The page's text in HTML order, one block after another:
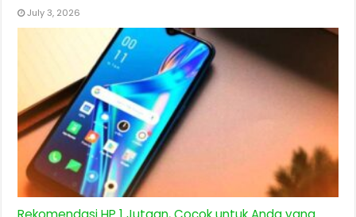
July 3, 2026